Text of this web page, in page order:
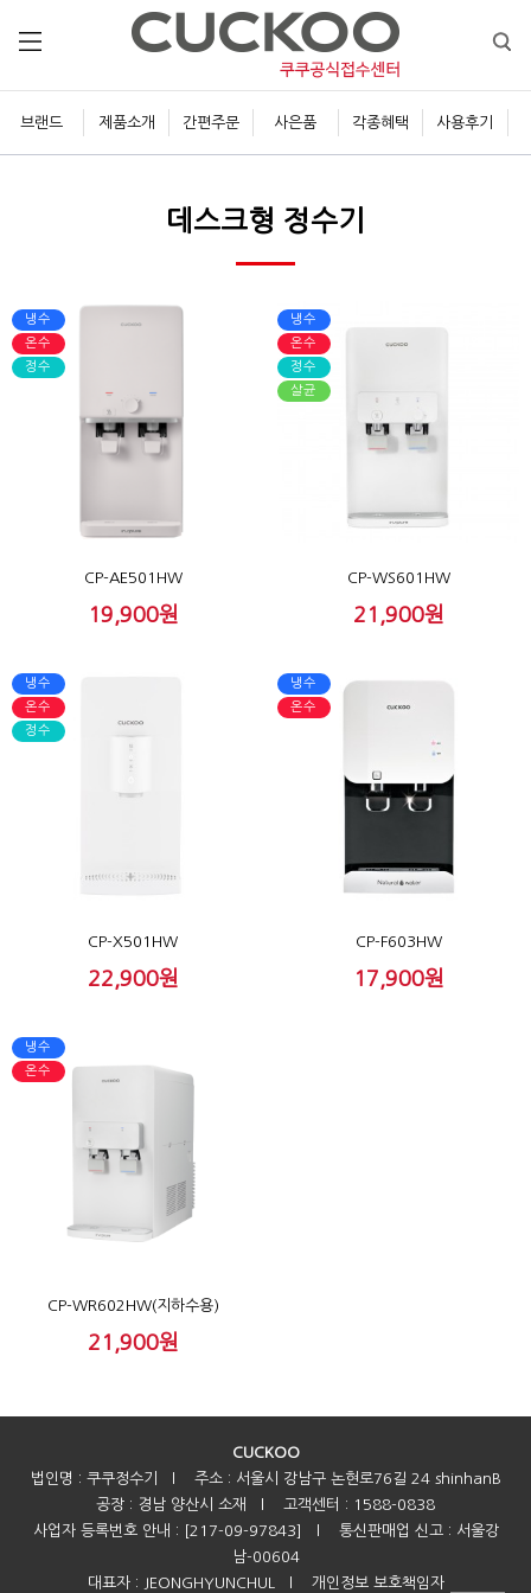
브랜드 제품소개 간편주문 사은품 각종혜택 사용후기
데스크형 정수기
CP-AE501HW
19,900원
냉수
온수
정수
CP-WS601HW
21,900원
냉수
온수
정수
살균
CP-X501HW
22,900원
냉수
온수
정수
CP-F603HW
17,900원
냉수
온수
CP-WR602HW(지하수용)
21,900원
냉수
온수
CUCKOO
법인명 : 쿠쿠정수기
주소 : 서울시 강남구 논현로76길 24 shinhanB
공장 : 경남 양산시 소재
고객센터 : 1588-0838
사업자 등록번호 안내 : [217-09-97843]
통신판매업 신고 : 서울강
남-00604
대표자 : JEONGHYUNCHUL
개인정보 보호책임자